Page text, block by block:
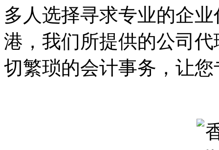
多人选择寻求专业的企
港，我们所提供的公司
切繁琐的会计事务，让